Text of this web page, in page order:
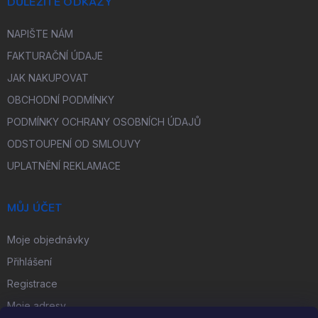
NAPIŠTE NÁM
FAKTURAČNÍ ÚDAJE
JAK NAKUPOVAT
OBCHODNÍ PODMÍNKY
PODMÍNKY OCHRANY OSOBNÍCH ÚDAJŮ
ODSTOUPENÍ OD SMLOUVY
UPLATNĚNÍ REKLAMACE
MŮJ ÚČET
Moje objednávky
Přihlášení
Registrace
Moje adresy